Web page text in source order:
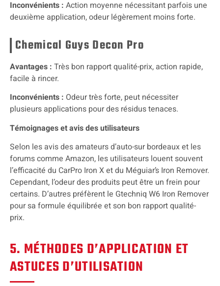
Inconvénients : Action moyenne nécessitant parfois une
deuxième application, odeur légèrement moins forte.
Chemical Guys Decon Pro
Avantages : Très bon rapport qualité-prix, action rapide,
facile à rincer.
Inconvénients : Odeur très forte, peut nécessiter
plusieurs applications pour des résidus tenaces.
Témoignages et avis des utilisateurs
Selon les avis des amateurs d’auto-sur bordeaux et les
forums comme Amazon, les utilisateurs louent souvent
l’efficacité du CarPro Iron X et du Méguiar’s Iron Remover.
Cependant, l’odeur des produits peut être un frein pour
certains. D’autres préfèrent le Gtechniq W6 Iron Remover
pour sa formule équilibrée et son bon rapport qualité-
prix.
5. MÉTHODES D’APPLICATION ET
ASTUCES D’UTILISATION